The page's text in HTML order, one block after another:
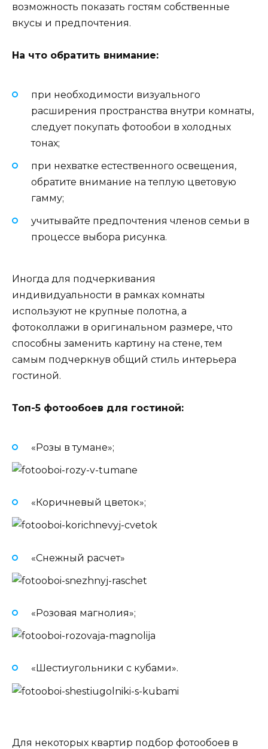
возможность показать гостям собственные
вкусы и предпочтения.
На что обратить внимание:
при необходимости визуального
расширения пространства внутри комнаты,
следует покупать фотообои в холодных
тонах;
при нехватке естественного освещения,
обратите внимание на теплую цветовую
гамму;
учитывайте предпочтения членов семьи в
процессе выбора рисунка.
Иногда для подчеркивания
индивидуальности в рамках комнаты
используют не крупные полотна, а
фотоколлажи в оригинальном размере, что
способны заменить картину на стене, тем
самым подчеркнув общий стиль интерьера
гостиной.
Топ-5 фотообоев для гостиной:
«Розы в тумане»;
«Коричневый цветок»;
«Снежный расчет»
«Розовая магнолия»;
«Шестиугольники с кубами».
Для некоторых квартир подбор фотообоев в